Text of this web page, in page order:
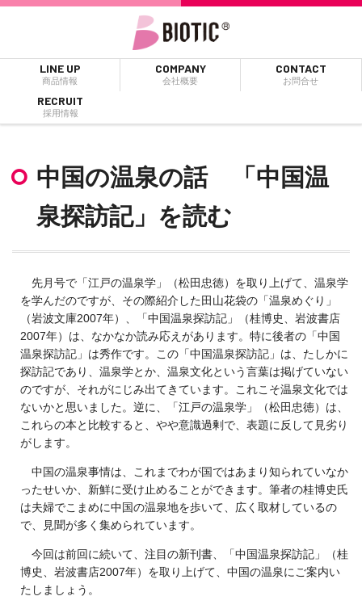
LINE UP
商品情報
COMPANY
会社概要
CONTACT
お問合せ
RECRUIT
採用情報
中国の温泉の話 「中国温
泉探訪記」を読む
先月号で「江戸の温泉学」（松田忠徳）を取り上げて、温泉学
を学んだのですが、その際紹介した田山花袋の「温泉めぐり」
（岩波文庫2007年）、「中国温泉探訪記」（桂博史、岩波書店
2007年）は、なかなか読み応えがあります。特に後者の「中国
温泉探訪記」は秀作です。この「中国温泉探訪記」は、たしかに
探訪記であり、温泉学とか、温泉文化という言葉は掲げていない
のですが、それがにじみ出てきています。これこそ温泉文化では
ないかと思いました。逆に、「江戸の温泉学」（松田忠徳）は、
これらの本と比較すると、やや意識過剰で、表題に反して見劣り
がします。
中国の温泉事情は、これまでわが国ではあまり知られていなか
ったせいか、新鮮に受け止めることができます。筆者の桂博史氏
は夫婦でこまめに中国の温泉地を歩いて、広く取材しているの
で、見聞が多く集められています。
今回は前回に続いて、注目の新刊書、「中国温泉探訪記」（桂
博史、岩波書店2007年）を取り上げて、中国の温泉にご案内い
たしましょう。